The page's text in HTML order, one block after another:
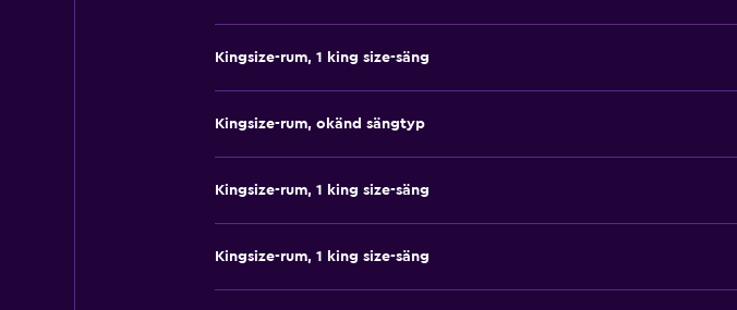
Kingsize-rum, 1 king size-säng
Kingsize-rum, okänd sängtyp
Kingsize-rum, 1 king size-säng
Kingsize-rum, 1 king size-säng